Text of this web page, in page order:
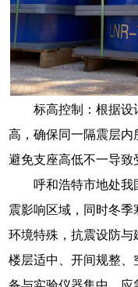
标高控制：根据设
高，确保同一隔震层内
避免支座高低不一导致
呼和浩特市地处
震影响区域，同时冬
环境特殊，抗震设防
楼层适中、开间规整